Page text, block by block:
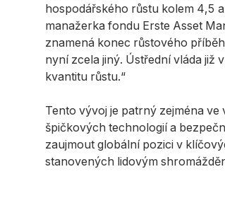
hospodářského růstu kolem 4,5
manažerka fondu Erste Asset
znamená konec růstového
nyní zcela jiný. Ústřední vláda již
kvantitu růstu.“
Tento vývoj je patrný zejména
špičkových technologií a
zaujmout globální pozici v
stanovených lidovým